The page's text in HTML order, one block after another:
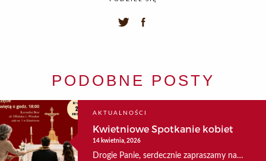
PODOBNE POSTY
AKTUALNOŚCI
Kwietniowe Spotkanie kobiet
14 kwietnia, 2026
Drogie Panie, serdecznie zapraszamy na…